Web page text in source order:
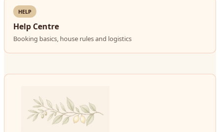
HELP
Help Centre
Booking basics, house rules and logistics